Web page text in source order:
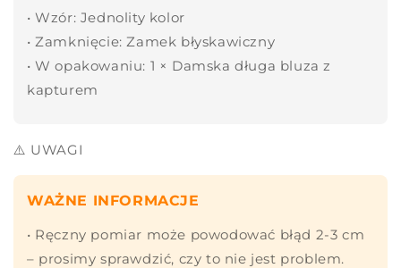
• Wzór: Jednolity kolor
• Zamknięcie: Zamek błyskawiczny
• W opakowaniu: 1 × Damska długa bluza z
kapturem
⚠️ UWAGI
WAŻNE INFORMACJE
• Ręczny pomiar może powodować błąd 2-3 cm
– prosimy sprawdzić, czy to nie jest problem.